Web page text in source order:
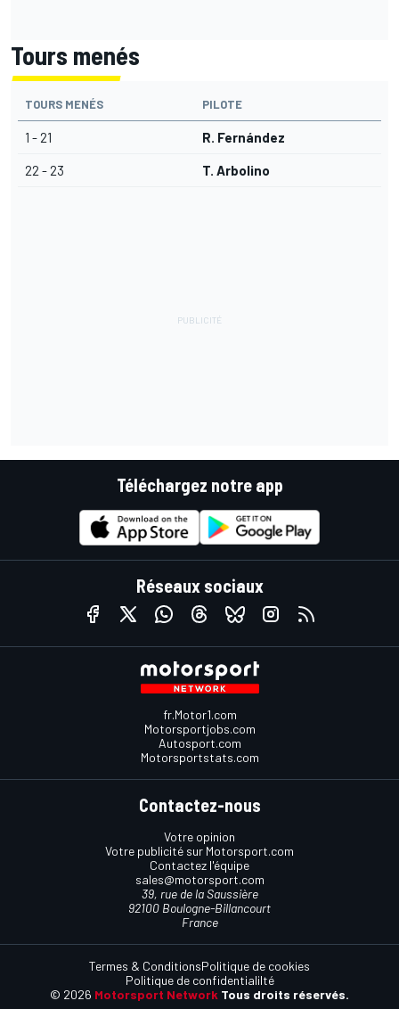
Tours menés
TOURS MENÉS PILOTE
1 - 21 R. Fernández
22 - 23 T. Arbolino
Téléchargez notre app
Réseaux sociaux
fr.Motor1.com
Motorsportjobs.com
Autosport.com
Motorsportstats.com
Contactez-nous
Votre opinion
Votre publicité sur Motorsport.com
Contactez l'équipe
sales@motorsport.com
39, rue de la Saussière
92100 Boulogne-Billancourt
France
© 2026 Motorsport Network Tous droits réservés.
Termes & ConditionsPolitique de cookies
Politique de confidentialilté